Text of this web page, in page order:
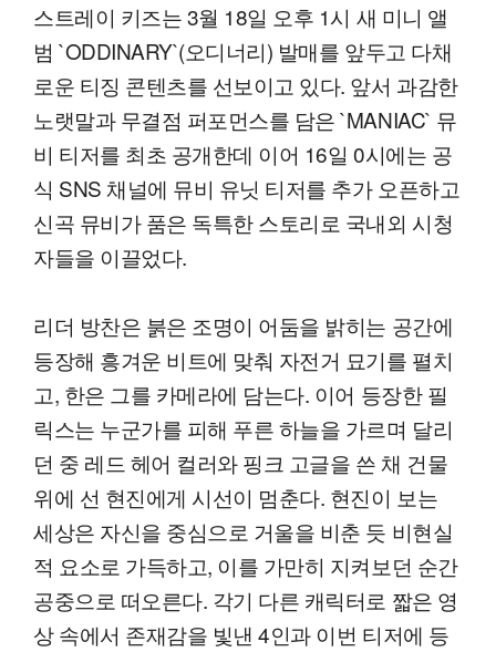
스트레이 키즈는 3월 18일 오후 1시 새 미니 앨
범 `ODDINARY`(오디너리) 발매를 앞두고 다채
로운 티징 콘텐츠를 선보이고 있다. 앞서 과감한
노랫말과 무결점 퍼포먼스를 담은 `MANIAC` 뮤
비 티저를 최초 공개한데 이어 16일 0시에는 공
식 SNS 채널에 뮤비 유닛 티저를 추가 오픈하고
신곡 뮤비가 품은 독특한 스토리로 국내외 시청
자들을 이끌었다.
리더 방찬은 붉은 조명이 어둠을 밝히는 공간에
등장해 흥겨운 비트에 맞춰 자전거 묘기를 펼치
고, 한은 그를 카메라에 담는다. 이어 등장한 필
릭스는 누군가를 피해 푸른 하늘을 가르며 달리
던 중 레드 헤어 컬러와 핑크 고글을 쓴 채 건물
위에 선 현진에게 시선이 멈춘다. 현진이 보는
세상은 자신을 중심으로 거울을 비춘 듯 비현실
적 요소로 가득하고, 이를 가만히 지켜보던 순간
공중으로 떠오른다. 각기 다른 캐릭터로 짧은 영
상 속에서 존재감을 빛낸 4인과 이번 티저에 등